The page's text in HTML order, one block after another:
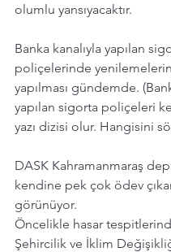
olumlu yansıyacaktır.
Banka kanalıyla yapılan
poliçelerinde
yapılması gündemde.
yapılan sigorta poliçeleri
yazı dizisi olur. Hangisini
DASK Kahramanmaraş
kendine pek çok ödev
görünüyor.
Öncelikle hasar
Şehircilik ve İklim